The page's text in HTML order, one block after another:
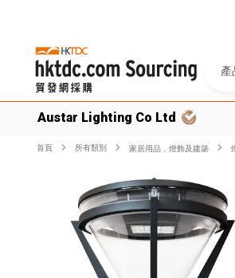
產
Austar Lighting Co Ltd
首頁 所有類別 家居用品，燈飾及建築